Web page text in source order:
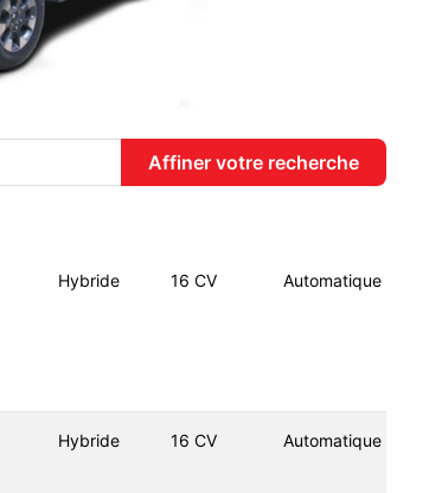
Hybride 16 CV Automatique
Hybride 16 CV Automatique